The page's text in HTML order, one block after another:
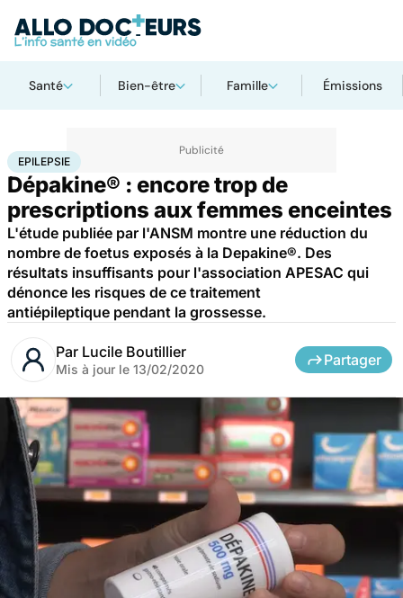
Santé Bien-être Famille Émissions
AccueilSanté
EPILEPSIE
Dépakine® : encore trop de
prescriptions aux femmes enceintes
L'étude publiée par l'ANSM montre une réduction du
nombre de foetus exposés à la Depakine®. Des
résultats insuffisants pour l'association APESAC qui
dénonce les risques de ce traitement
antiépileptique pendant la grossesse.
Par Lucile Boutillier
Mis à jour le 13/02/2020
Partager